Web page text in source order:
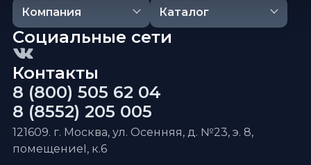
Компания Каталог
Контакты
8 (800) 505 62 04
8 (8552) 205 005
121609. г. Москва, ул. Осенняя, д. №23, э. 8,
помещениеI, к.6
Социальные сети